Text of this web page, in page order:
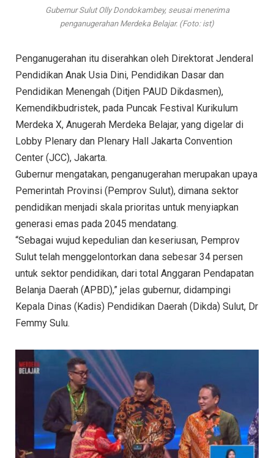
Gubernur Sulut Olly Dondokambey, seusai menerima
penganugerahan Merdeka Belajar. (Foto: ist)
Penganugerahan itu diserahkan oleh Direktorat Jenderal
Pendidikan Anak Usia Dini, Pendidikan Dasar dan
Pendidikan Menengah (Ditjen PAUD Dikdasmen),
Kemendikbudristek, pada Puncak Festival Kurikulum
Merdeka X, Anugerah Merdeka Belajar, yang digelar di
Lobby Plenary dan Plenary Hall Jakarta Convention
Center (JCC), Jakarta.
Gubernur mengatakan, penganugerahan merupakan upaya
Pemerintah Provinsi (Pemprov Sulut), dimana sektor
pendidikan menjadi skala prioritas untuk menyiapkan
generasi emas pada 2045 mendatang.
“Sebagai wujud kepedulian dan keseriusan, Pemprov
Sulut telah menggelontorkan dana sebesar 34 persen
untuk sektor pendidikan, dari total Anggaran Pendapatan
Belanja Daerah (APBD),” jelas gubernur, didampingi
Kepala Dinas (Kadis) Pendidikan Daerah (Dikda) Sulut, Dr
Femmy Sulu.